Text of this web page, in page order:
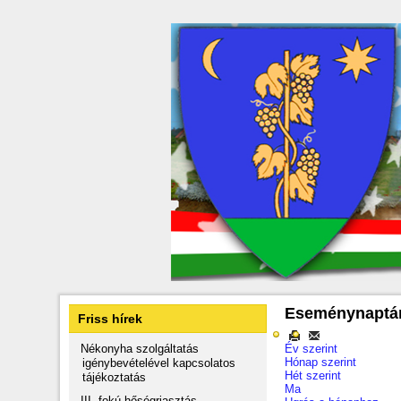
Friss hírek
Nékonyha szolgáltatás
igénybevételével kapcsolatos
tájékoztatás
Év szerint
Hónap szerint
Hét szerint
Ma